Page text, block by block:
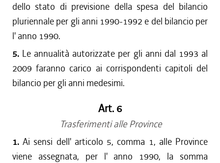
dello stato di previsione della spesa del bilancio
pluriennale per gli anni 1990-1992 e del bilancio per
l' anno 1990.
5. Le annualità autorizzate per gli anni dal 1993 al
2009 faranno carico ai corrispondenti capitoli del
bilancio per gli anni medesimi.
Art. 6
Trasferimenti alle Province
1. Ai sensi dell' articolo 5, comma 1, alle Province
viene assegnata, per l' anno 1990, la somma